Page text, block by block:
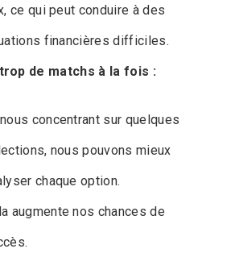
ce qui peut conduire à des
financières difficiles.
de matchs à la fois :
nous concentrant sur quelques
nous pouvons mieux
chaque option.
augmente nos chances de